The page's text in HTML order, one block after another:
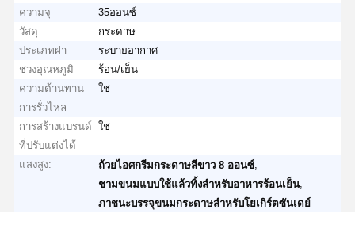
ความจุ
35ออนซ์
วัสดุ
กระดาษ
ประเภทฝา
ระบายอากาศ
ช่วงอุณหภูมิ
ร้อน/เย็น
ความต้านทาน
การรั่วไหล
ใช่
การสร้างแบรนด์
ที่ปรับแต่งได้
ใช่
แสงสูง: ถ้วยไอศกรีมกระดาษสีขาว 8 ออนซ์
ชามขนมแบบใช้แล้วทิ้งสำหรับอาหารร้อนเย็น
ภาชนะบรรจุขนมกระดาษสำหรับโยเกิร์ตซันเดย์